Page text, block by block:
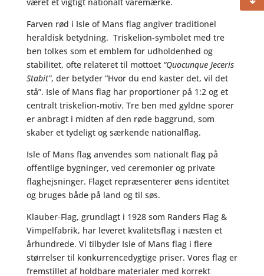
Farven rød i Isle of Mans flag angiver traditionel
heraldisk betydning. Triskelion‑symbolet med tre
ben tolkes som et emblem for udholdenhed og
stabilitet, ofte relateret til mottoet “Quocunque Jeceris
Stabit”, der betyder “Hvor du end kaster det, vil det
stå”. Isle of Mans flag har proportioner på 1:2 og et
centralt triskelion‑motiv. Tre ben med gyldne sporer
er anbragt i midten af den røde baggrund, som
skaber et tydeligt og særkende nationalflag.
Isle of Mans flag anvendes som nationalt flag på
offentlige bygninger, ved ceremonier og private
flaghejsninger. Flaget repræsenterer øens identitet
og bruges både på land og til søs.
Klauber‑Flag, grundlagt i 1928 som Randers Flag &
Vimpelfabrik, har leveret kvalitetsflag i næsten et
århundrede. Vi tilbyder Isle of Mans flag i flere
størrelser til konkurrencedygtige priser. Vores flag er
fremstillet af holdbare materialer med korrekt